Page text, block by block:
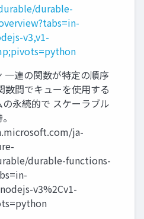
durable-
v3,v1-
一連の関数が特定の順序
数間でキューを使用する
永続的で スケーラブル
ja-
durable-functions-
v3%2Cv1-